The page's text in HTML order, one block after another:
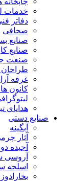
خدمات
دفاتر
صحافی
صنایع
صنایع
صنعت
غرفه
کانون
هدایای
صنایع دستی
آبگینه
آثار
آجیده
آروسی
اسلحه